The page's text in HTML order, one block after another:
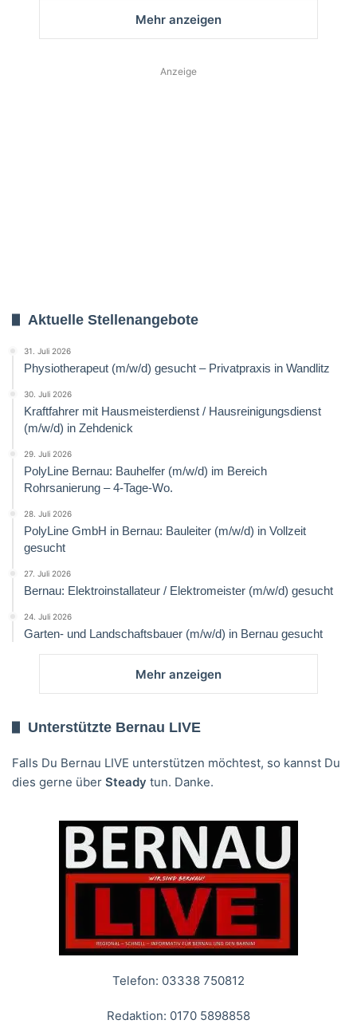
Mehr anzeigen
Anzeige
Aktuelle Stellenangebote
31. Juli 2026
Physiotherapeut (m/w/d) gesucht – Privatpraxis in Wandlitz
30. Juli 2026
Kraftfahrer mit Hausmeisterdienst / Hausreinigungsdienst
(m/w/d) in Zehdenick
29. Juli 2026
PolyLine Bernau: Bauhelfer (m/w/d) im Bereich
Rohrsanierung – 4-Tage-Wo.
28. Juli 2026
PolyLine GmbH in Bernau: Bauleiter (m/w/d) in Vollzeit
gesucht
27. Juli 2026
Bernau: Elektroinstallateur / Elektromeister (m/w/d) gesucht
24. Juli 2026
Garten- und Landschaftsbauer (m/w/d) in Bernau gesucht
Mehr anzeigen
Unterstützte Bernau LIVE
Falls Du Bernau LIVE unterstützen möchtest, so kannst Du
dies gerne über Steady tun. Danke.
Telefon: 03338 750812
Redaktion: 0170 5898858